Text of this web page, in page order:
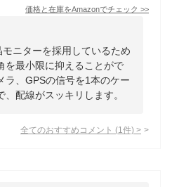
価格と在庫をAmazonでチェック >>
ニターを採用しているため
を最小限に抑えることがで
ラ、GPSの信号を1本のケー
配線がスッキリします。
全てのおすすめコメント (1 件) >